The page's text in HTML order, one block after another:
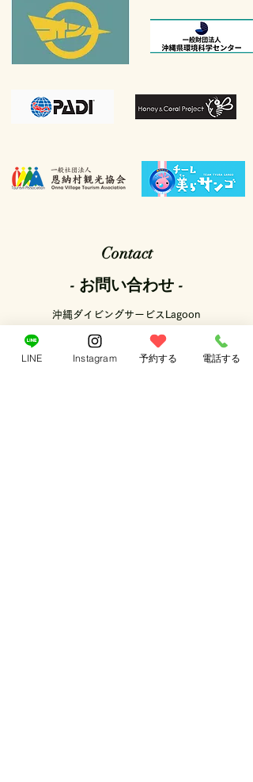
Contact
- お問い合わせ -
沖縄ダイビングサービスLagoon
営業時間：9：00～17：00
定休日：毎月第2火曜日
LINE Instagram 予約する 電話する